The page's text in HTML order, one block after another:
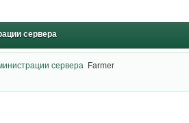
сервера
сервера Farmer